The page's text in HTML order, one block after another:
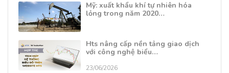
Mỹ: xuất khẩu khí tự nhiên hóa
lỏng trong năm 2020…
Hts nâng cấp nền tảng giao dịch
với công nghệ biểu…
23/06/2026